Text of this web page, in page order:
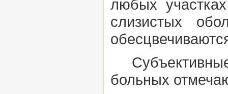
любых
слизистых
больных